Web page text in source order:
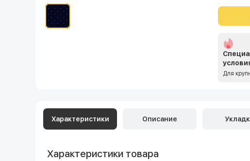
Для
Характеристики Описание
Характеристики товара